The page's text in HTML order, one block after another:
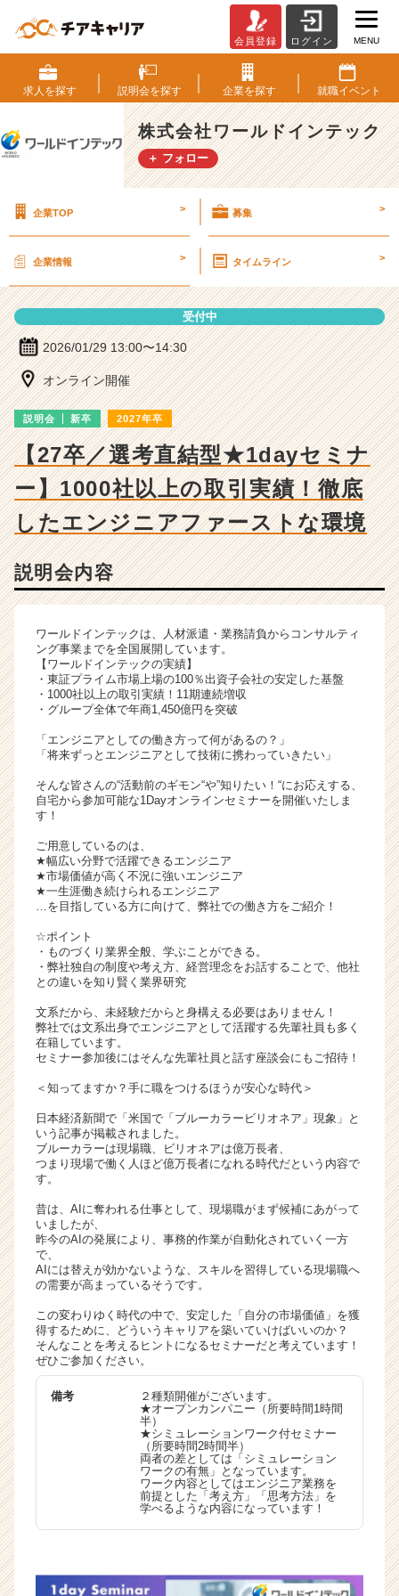
式
会
社
ワ
ー
ル
テ
の
説
明
会
ベ
チ
ャ
ー・
成
長
か
ら
ス
カ
ウ
ト
が
く
就
活
サ
ア
キ
ャ
ア
（C
h
e
C
r
e
e
r）
会員登録 ログイン MENU
求人を探す 説明会を探す 企業を探す 就職イベント
株式会社ワールドインテック
＋ フォロー
企業TOP > 募集 >
企業情報 > タイムライン >
受付中
2026/01/29 13:00〜14:30
オンライン開催
説明会 新卒 2027年卒
【27卒／選考直結型★1dayセミナ
ー】1000社以上の取引実績！徹底
したエンジニアファーストな環境
説明会内容
ワールドインテックは、人材派遣・業務請負からコンサルティ
ング事業までを全国展開しています。
【ワールドインテックの実績】
・東証プライム市場上場の100％出資子会社の安定した基盤
・1000社以上の取引実績！11期連続増収
・グループ全体で年商1,450億円を突破
「エンジニアとしての働き方って何があるの？」
「将来ずっとエンジニアとして技術に携わっていきたい」
そんな皆さんの“活動前のギモン“や”知りたい！“にお応えする、
自宅から参加可能な1Dayオンラインセミナーを開催いたしま
す！
ご用意しているのは、
★幅広い分野で活躍できるエンジニア
★市場価値が高く不況に強いエンジニア
★一生涯働き続けられるエンジニア
…を目指している方に向けて、弊社での働き方をご紹介！
☆ポイント
・ものづくり業界全般、学ぶことができる。
・弊社独自の制度や考え方、経営理念をお話することで、他社
との違いを知り賢く業界研究
文系だから、未経験だからと身構える必要はありません！
弊社では文系出身でエンジニアとして活躍する先輩社員も多く
在籍しています。
セミナー参加後にはそんな先輩社員と話す座談会にもご招待！
＜知ってますか？手に職をつけるほうが安心な時代＞
日本経済新聞で「米国で「ブルーカラービリオネア」現象」と
いう記事が掲載されました。
ブルーカラーは現場職、ビリオネアは億万長者、
つまり現場で働く人ほど億万長者になれる時代だという内容で
す。
昔は、AIに奪われる仕事として、現場職がまず候補にあがって
いましたが、
昨今のAIの発展により、事務的作業が自動化されていく一方
で、
AIには替えが効かないような、スキルを習得している現場職へ
の需要が高まっているそうです。
この変わりゆく時代の中で、安定した「自分の市場価値」を獲
得するために、どういうキャリアを築いていけばいいのか？
そんなことを考えるヒントになるセミナーだと考えています！
ぜひご参加ください。
備考
２種類開催がございます。
★オープンカンパニー（所要時間1時間
半）
★シミュレーションワーク付セミナー
（所要時間2時間半）
両者の差としては「シミュレーション
ワークの有無」となっています。
ワーク内容としてはエンジニア業務を
前提とした「考え方」「思考方法」を
学べるような内容になっています！